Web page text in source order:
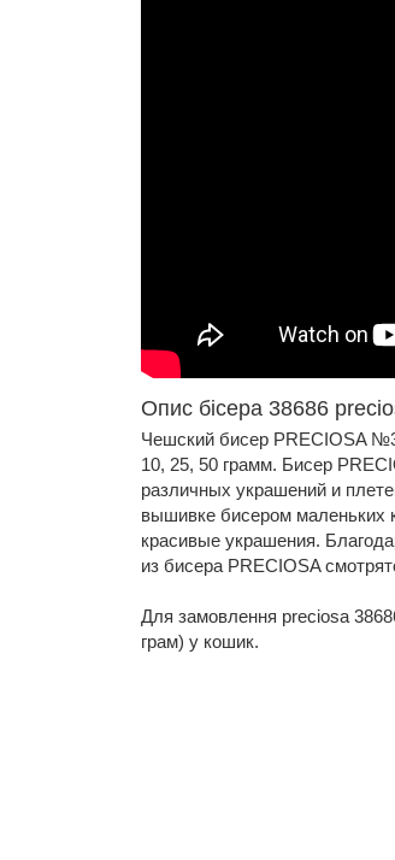
Опис бісера 38686
Чешский бисер PRECIOSA
10, 25, 50 грамм. Бисер
различных украшений и
вышивке бисером маленьких
красивые украшения.
из бисера PRECIOSA
Для замовлення preciosa
грам) у кошик.